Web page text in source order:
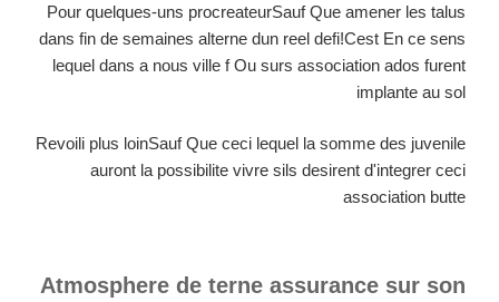
Pour quelques-uns procreateurSauf Que amener les talus
dans fin de semaines alterne dun reel defi!Cest En ce sens
lequel dans a nous ville f Ou surs association ados furent
implante au sol
Revoili plus loinSauf Que ceci lequel la somme des juvenile
auront la possibilite vivre sils desirent d'integrer ceci
association butte
Atmosphere de terne assurance sur son